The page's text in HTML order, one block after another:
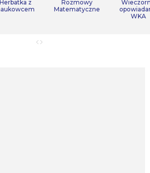
Herbatka z
Rozmowy
Matematyczne
WKA